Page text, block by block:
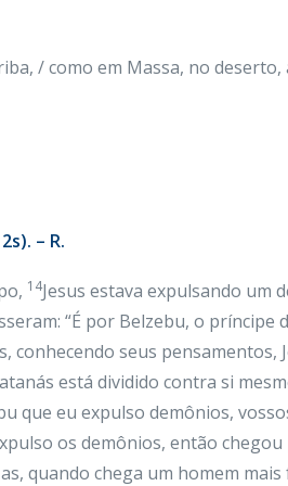
/ como em Massa, no
– R.
14Jesus estava expulsando um
“É por Belzebu, o príncipe
conhecendo seus pensamentos,
está dividido contra si
que eu expulso demônios,
os demônios, então
quando chega um homem